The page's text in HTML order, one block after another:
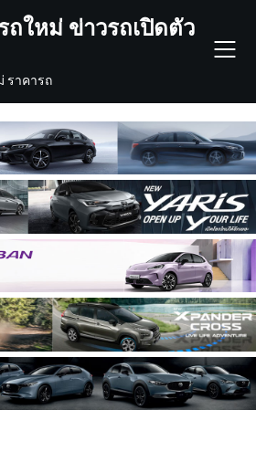
ถใหม่ ข่าวรถเปิดตัว
ราคารถ